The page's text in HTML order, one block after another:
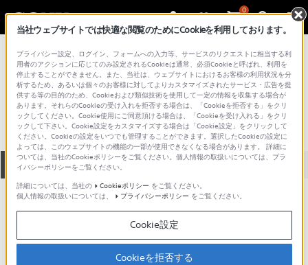
0
総合サポート・お問い合わせ プロフェッショナル／業務用
RC-2230
全て ダウンロード 取扱説明書 Q&A
ダウンロード
現在、本ページで提供されているアップデート情報はありませ
当社ウェブサイトでは快適な閲覧のためにCookieを利用しております。
プライバシー設定、ログイン、フォームへの入力等、サービスのリクエストに相当する利
用者のアクションに応じてのみ設定されるCookieは通常、必須Cookieと呼ばれ、利用を
停止することができません。また、当社は、ウェブサイトにおけるお客様の利用状況を分
析するため、あるいは個々のお客様に対してよりカスタマイズされたサービス・広告を提
供する等の目的のため、Cookieおよび類似技術を使用して一定の情報を収集する場合が
あります。それらのCookieの受け入れを拒否する場合は、「Cookieを拒否する」をクリ
ックしてください。Cookie使用にご同意頂ける場合は、「Cookieを受け入れる」をクリ
ックして下さい。Cookie設定をカスタマイズする場合は「Cookie設定」をクリックして
ください。Cookieの設定をいつでも管理することができます。選択したCookieの設定に
よっては、このウェブサイトの機能の一部が使用できなくなる場合があります。 詳細に
ついては、当社のCookieポリシーをご覧ください。個人情報の取扱いについては、プラ
イバシーポリシーをご覧ください。
詳細については、当社の
Cookieポリシー をご覧ください。
個人情報の取扱いについては、
プライバシーポリシー をご覧ください。
Cookie設定
Cookieを拒否する